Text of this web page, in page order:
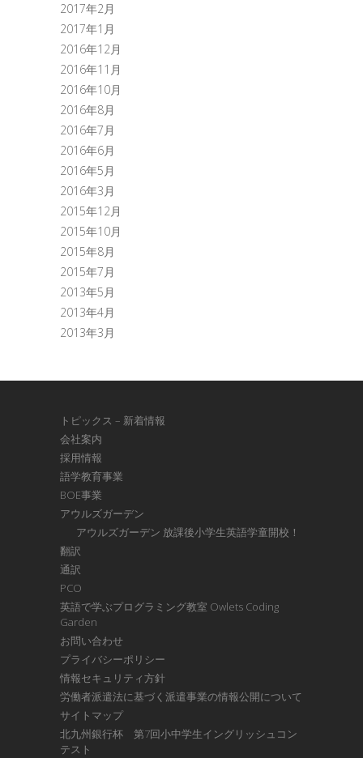
2017年2月
2017年1月
2016年12月
2016年11月
2016年10月
2016年8月
2016年7月
2016年6月
2016年5月
2016年3月
2015年12月
2015年10月
2015年8月
2015年7月
2013年5月
2013年4月
2013年3月
トピックス – 新着情報
会社案内
採用情報
語学教育事業
BOE事業
アウルズガーデン
アウルズガーデン 放課後小学生英語学童開校！
翻訳
通訳
PCO
英語で学ぶプログラミング教室 Owlets Coding
Garden
お問い合わせ
プライバシーポリシー
情報セキュリティ方針
労働者派遣法に基づく派遣事業の情報公開について
サイトマップ
北九州銀行杯 第7回小中学生イングリッシュコン
テスト